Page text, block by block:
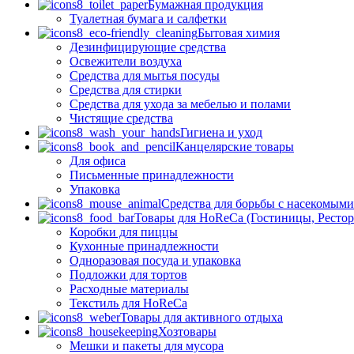
Бумажная продукция
Туалетная бумага и салфетки
Бытовая химия
Дезинфицирующие средства
Освежители воздуха
Средства для мытья посуды
Средства для стирки
Средства для ухода за мебелью и полами
Чистящие средства
Гигиена и уход
Канцелярские товары
Для офиса
Письменные принадлежности
Упаковка
Средства для борьбы с
Товары для HoReCa (Гостиницы,
Коробки для пиццы
Кухонные принадлежности
Одноразовая посуда и упаковка
Подложки для тортов
Расходные материалы
Текстиль для HoReCa
Товары для активного отдыха
Хозтовары
Мешки и пакеты для мусора